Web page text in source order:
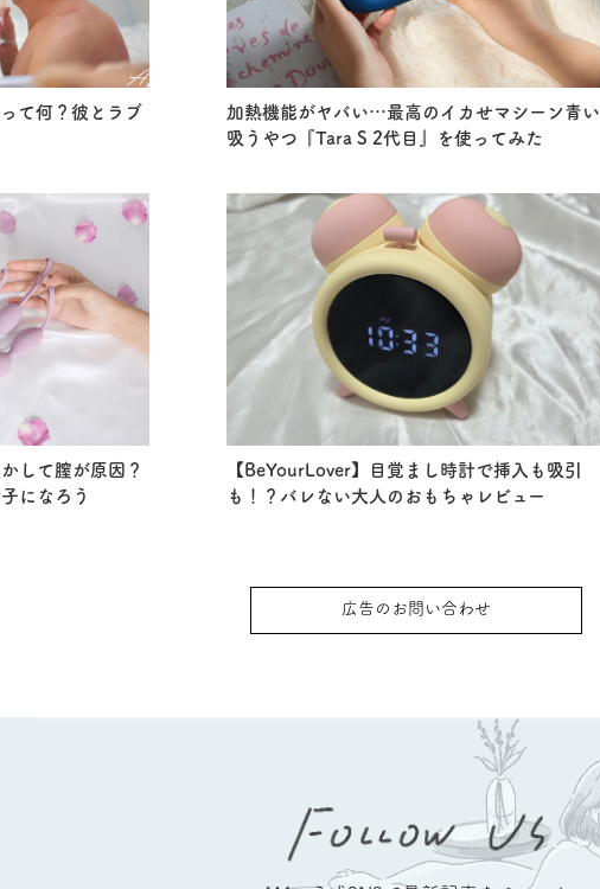
て何？彼とラブ
加熱機能がヤバい…最高のイカせマシーン青い
吸うやつ『Tara S 2代目』を使ってみた
して膣が原因？
になろう
【BeYourLover】目覚まし時計で挿入も吸引
も！？バレない大人のおもちゃレビュー
広告のお問い合わせ